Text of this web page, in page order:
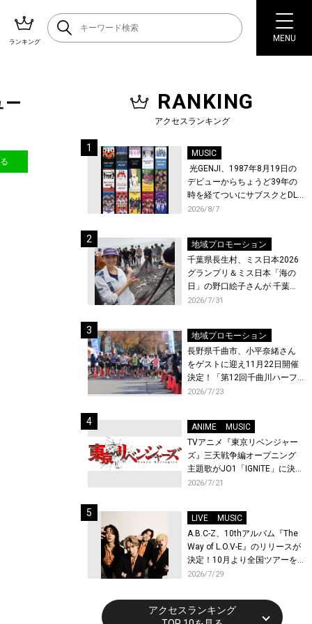
ランキング MENU
ー RANKING
アクセスランキング
MUSIC
光GENJI、1987年8月19日の
デビューからちょうど39年の
時を経てついにサブスクとDL
配信が解禁！
2026/8/7
地域プロモーション
千葉県長生村、ミス日本2026
グランプリ＆ミス日本「海の
日」の野口絵子さんが 千葉県
唯一の村・長生村で地引網を
2026/7/31
地域プロモーション
長野県千曲市、小平奈緒さん
をゲストに迎え11月22日開催
決定！「第12回千曲川ハーフ
マラソン」エントリー受付開
2026/7/23
ANIME
MUSIC
TVアニメ『東京リベンジャー
ズ』三天戦争編オープニング
主題歌がJO1「IGNITE」に決
定！メンバー全員から喜びと
先行上映会を開催！
2026/7/21
LIVE
MUSIC
A.B.C-Z、10thアルバム『The
Way of L.O.V-E』のリリースが
決定！10月より全国ツアーを
開催！
2026/7/29
アクセスランキング